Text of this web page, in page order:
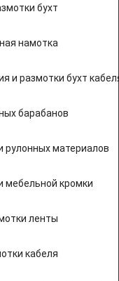
бухт
намотка
и размотки бухт
барабанов
рулонных материалов
мебельной кромки
ленты
кабеля